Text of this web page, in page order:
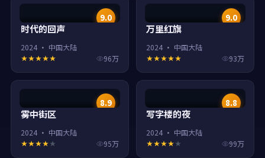
9.0
时代的回声
2024 · 中国大陆
96万
9.0
万里红旗
2024 · 中国大陆
93万
8.9
雾中街区
2024 · 中国大陆
95万
8.8
写字楼的夜
2024 · 中国大陆
99万